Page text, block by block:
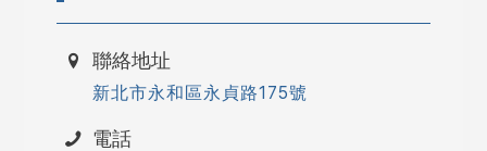
聯絡地址
新北市永和區永貞路175號
電話